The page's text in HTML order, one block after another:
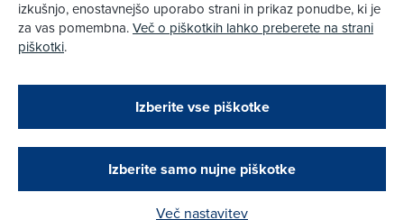
Zapri
Podarjamo vam 10 €!
Obstoječi in novi AMZS člani, ki boste v AMZS
opravili registracijo vozila, boste prejeli
vrednostno darilno kartico z dobroimetjem v višini
Kako do darila?
Pravni vidiki
Piškotki
Pravno obvestilo
Pri spletni včlanitvi so podprta naslednja plačilna sredstva:
izkušnjo, enostavnejšo uporabo strani in prikaz ponudbe, ki je
za vas pomembna.Več o piškotkih lahko preberete na strani
piškotki.
Izberite vse piškotke
Izberite samo nujne piškotke
Več nastavitev